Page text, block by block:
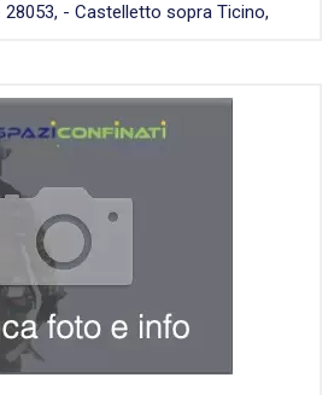
28053, - Castelletto sopra Ticino,